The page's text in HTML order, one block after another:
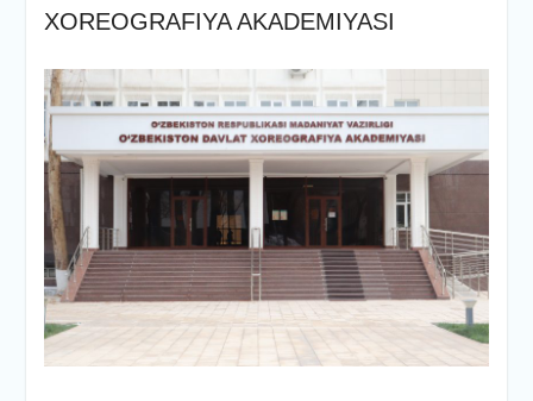
XOREOGRAFIYA AKADEMIYASI